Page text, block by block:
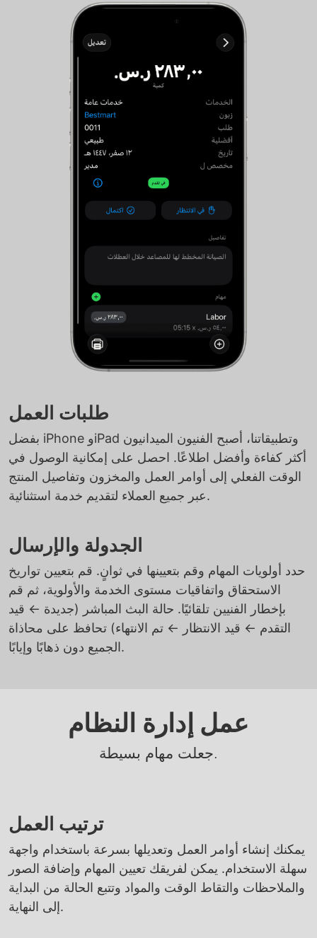
طلبات العمل
بفضل iPhone وiPad وتطبيقاتنا، أصبح الفنيون الميدانيون
أكثر كفاءة وأفضل اطلاعًا. احصل على إمكانية الوصول في
الوقت الفعلي إلى أوامر العمل والمخزون وتفاصيل المنتج
عبر جميع العملاء لتقديم خدمة استثنائية.
الجدولة والإرسال
حدد أولويات المهام وقم بتعيينها في ثوانٍ. قم بتعيين تواريخ
الاستحقاق واتفاقيات مستوى الخدمة والأولوية، ثم قم
بإخطار الفنيين تلقائيًا. حالة البث المباشر (جديدة ← قيد
التقدم ← قيد الانتظار ← تم الانتهاء) تحافظ على محاذاة
الجميع دون ذهابًا وإيابًا.
عمل إدارة النظام
جعلت مهام بسيطة.
ترتيب العمل
يمكنك إنشاء أوامر العمل وتعديلها بسرعة باستخدام واجهة
سهلة الاستخدام. يمكن لفريقك تعيين المهام وإضافة الصور
والملاحظات والتقاط الوقت والمواد وتتبع الحالة من البداية
إلى النهاية.